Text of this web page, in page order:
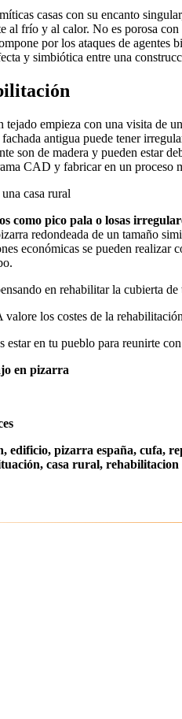
casas con su encanto
al frío y al calor. No es porosa
por los ataques de
y simbiótica entre una
empieza con una visita de
antigua puede tener
son de madera y pueden estar
CAD y fabricar en un proceso
como pico pala o losas
redondeada de un tamaño
económicas se pueden realizar
en rehabilitar la cubierta de
los costes de la
estar en tu pueblo para reunirte
en pizarra
edificio, pizarra españa, cufa,
casa rural,